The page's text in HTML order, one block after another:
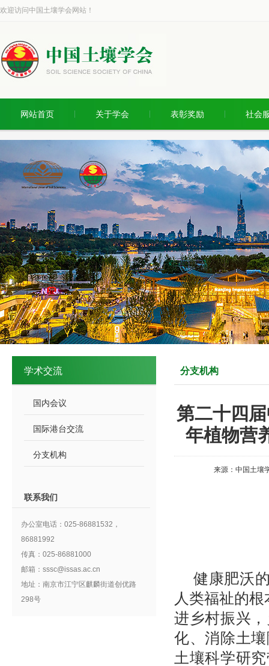
欢迎访问中国土壤学会网站！
网站首页 关于学会 表彰奖励 社会
学术交流
国内会议
国际港台交流
分支机构
联系我们
办公室电话：025-86881532，
86881992
传真：025-86881000
邮箱：sssc@issas.ac.cn
地址：南京市江宁区麒麟街道创优路
298号
分支机构
第二十四
年植物营
来源：中国土壤
健康肥沃
人类福祉的
进乡村振兴
化、消除土
土壤科学研